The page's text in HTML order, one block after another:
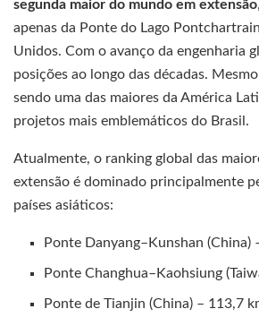
segunda maior do mundo em extensão
apenas da Ponte do Lago
Unidos. Com o avanço da engenharia
posições ao longo das décadas.
sendo uma das maiores da América
projetos mais emblemáticos do Brasil.
Atualmente, o ranking global das
extensão é dominado principalmente
países asiáticos:
Ponte Danyang–Kunshan (China)
Ponte Changhua–Kaohsiung
Ponte de Tianjin (China) – 113,7